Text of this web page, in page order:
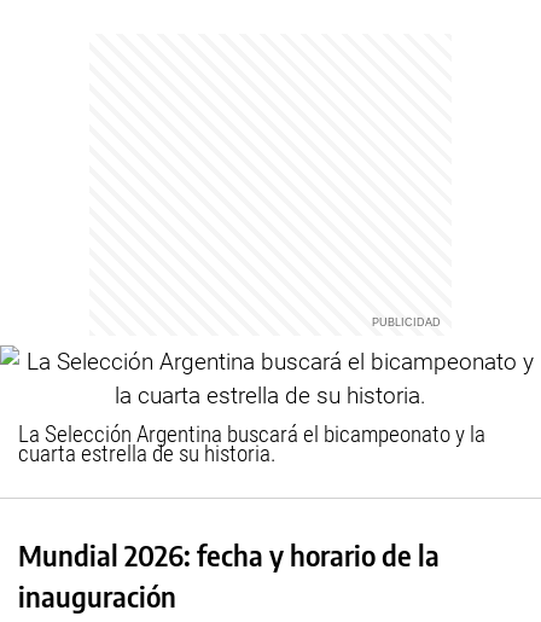
La Selección Argentina buscará el bicampeonato y la
cuarta estrella de su historia.
Mundial 2026: fecha y horario de la
inauguración